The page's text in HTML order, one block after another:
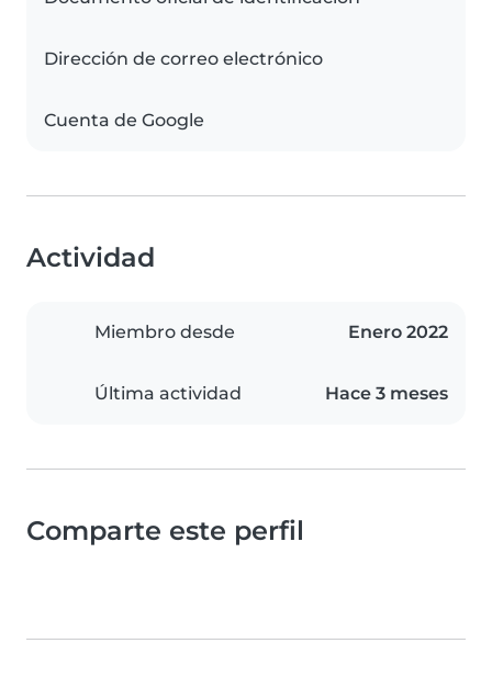
Dirección de correo electrónico
Cuenta de Google
Actividad
Miembro desde Enero 2022
Última actividad Hace 3 meses
Comparte este perfil